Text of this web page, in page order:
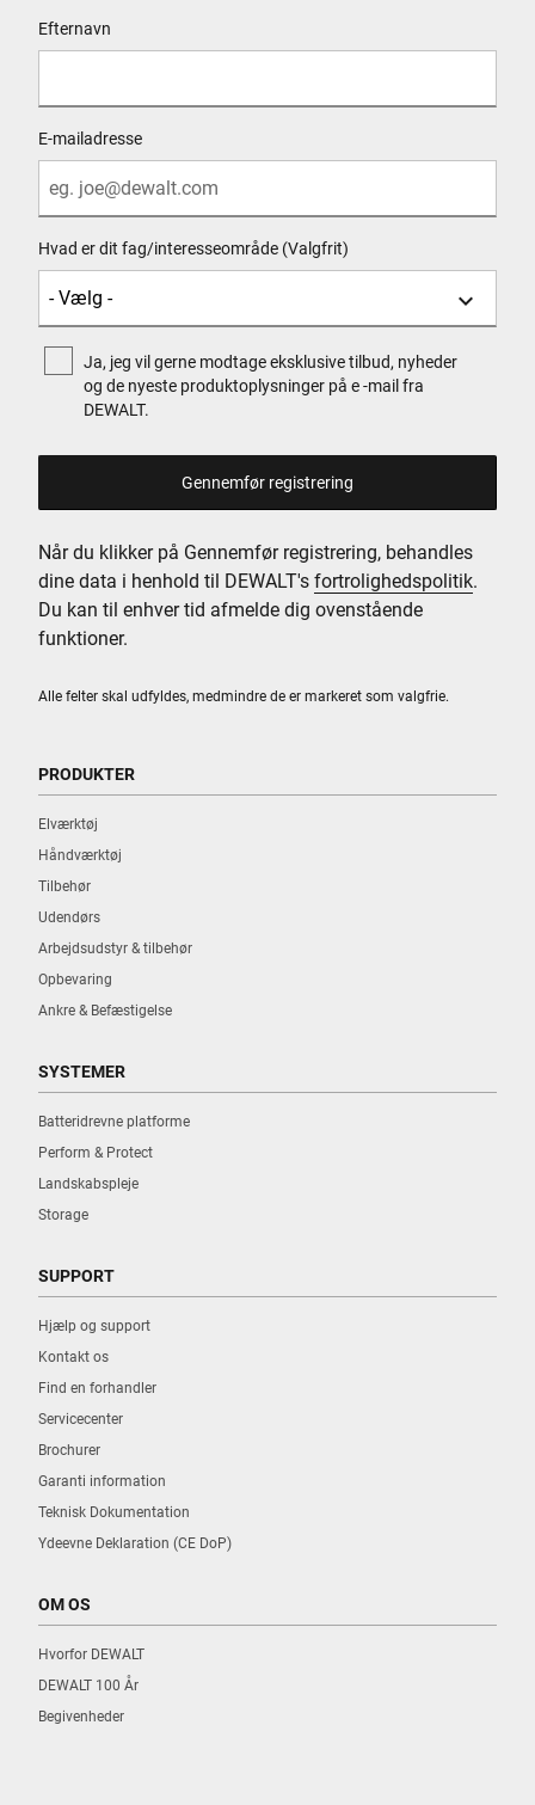
Alle felter skal udfyldes, medmindre de er markeret som valgfrie.
Efternavn
E-mailadresse
Hvad er dit fag/interesseområde (Valgfrit)
Ja, jeg vil gerne modtage eksklusive tilbud, nyheder
og de nyeste produktoplysninger på e -mail fra
DEWALT.
Når du klikker på Gennemfør registrering, behandles
dine data i henhold til DEWALT's fortrolighedspolitik.
Du kan til enhver tid afmelde dig ovenstående
funktioner.
PRODUKTER
Elværktøj
Håndværktøj
Tilbehør
Udendørs
Arbejdsudstyr & tilbehør
Opbevaring
Ankre & Befæstigelse
SYSTEMER
Batteridrevne platforme
Perform & Protect
Landskabspleje
Storage
SUPPORT
Hjælp og support
Kontakt os
Find en forhandler
Servicecenter
Brochurer
Garanti information
Teknisk Dokumentation
Ydeevne Deklaration (CE DoP)
OM OS
Hvorfor DEWALT
DEWALT 100 År
Begivenheder